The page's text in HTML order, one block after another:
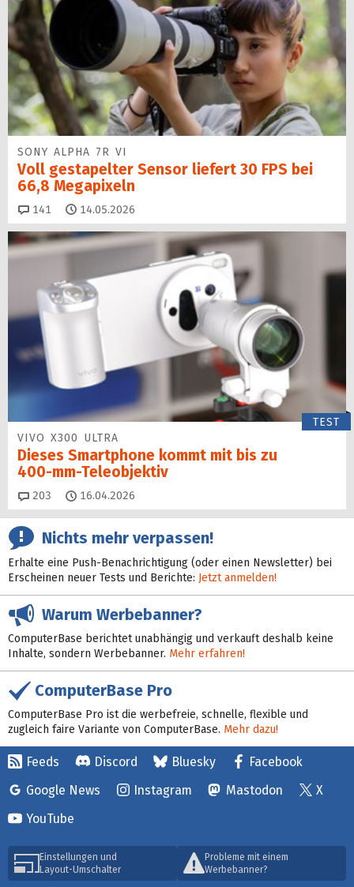
SONY ALPHA 7R VI
Voll gestapelter Sensor liefert 30 FPS bei
66,8 Megapixeln
141 Kommentare
14.05.2026
TEST
VIVO X300 ULTRA
Dieses Smartphone kommt mit bis zu
400‑mm‑Teleobjektiv
203 Kommentare
16.04.2026
Nichts mehr verpassen!
Erhalte eine Push-Benachrichtigung (oder einen Newsletter) bei
Erscheinen neuer Tests und Berichte: Jetzt anmelden!
Warum Werbebanner?
ComputerBase berichtet unabhängig und verkauft deshalb keine
Inhalte, sondern Werbebanner. Mehr erfahren!
ComputerBase Pro
ComputerBase Pro ist die werbefreie, schnelle, flexible und
zugleich faire Variante von ComputerBase. Mehr dazu!
Feeds Discord Bluesky
Facebook
Google News
Instagram Mastodon
X
YouTube
Einstellungen und
Layout-Umschalter
Probleme mit einem
Werbebanner?